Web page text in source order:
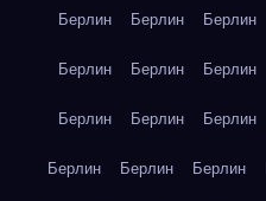
Берлин Берлин Берлин
Берлин Берлин Берлин
Берлин Берлин Берлин
Берлин Берлин Берлин